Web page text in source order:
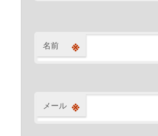
名前 ※
メール ※